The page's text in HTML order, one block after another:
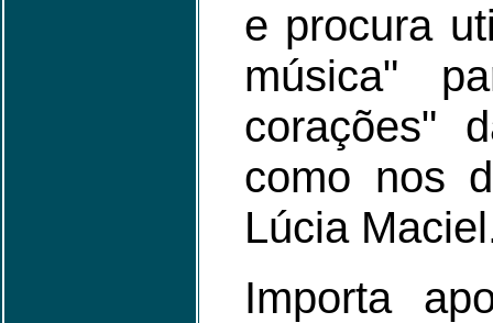
e procura
música"
corações"
como nos
Lúcia
Importa